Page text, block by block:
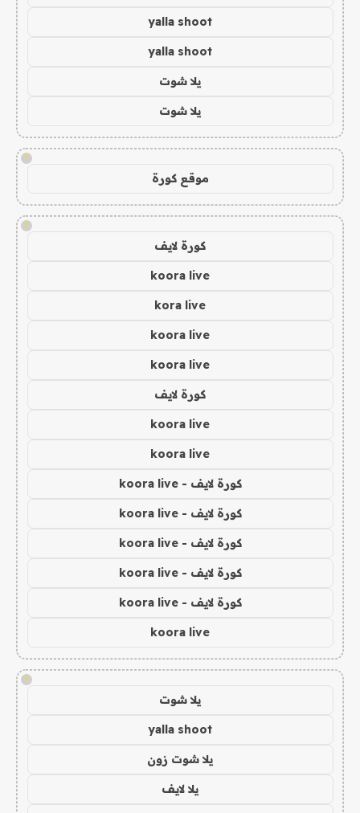
yalla shoot
yalla shoot
يلا شوت
يلا شوت
!
موقع كورة
!
كورة لايف
koora live
kora live
koora live
koora live
كورة لايف
koora live
koora live
كورة لايف - koora live
كورة لايف - koora live
كورة لايف - koora live
كورة لايف - koora live
كورة لايف - koora live
koora live
!
يلا شوت
yalla shoot
يلا شوت زون
يلا لايف